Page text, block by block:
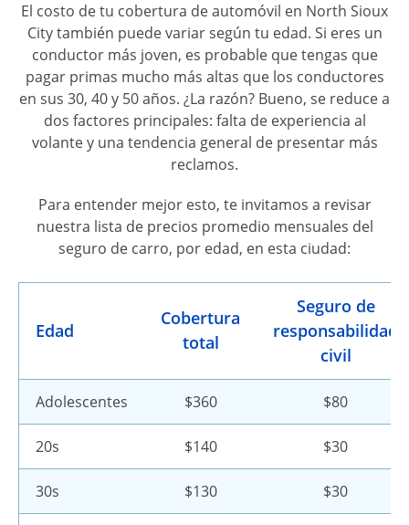
El costo de tu cobertura de automóvil en North Sioux
City también puede variar según tu edad. Si eres un
conductor más joven, es probable que tengas que
pagar primas mucho más altas que los conductores
en sus 30, 40 y 50 años. ¿La razón? Bueno, se reduce a
dos factores principales: falta de experiencia al
volante y una tendencia general de presentar más
reclamos.
Para entender mejor esto, te invitamos a revisar
nuestra lista de precios promedio mensuales del
seguro de carro, por edad, en esta ciudad:
Edad
Cobertura
total
Seguro de
responsabilidad
civil
Adolescentes $360 $80
20s $140 $30
30s $130 $30